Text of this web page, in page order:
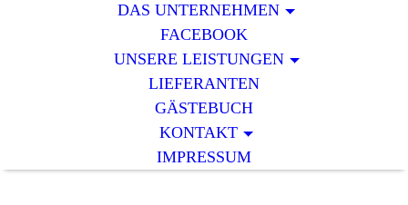
DAS UNTERNEHMEN
FACEBOOK
UNSERE LEISTUNGEN
LIEFERANTEN
GÄSTEBUCH
KONTAKT
IMPRESSUM